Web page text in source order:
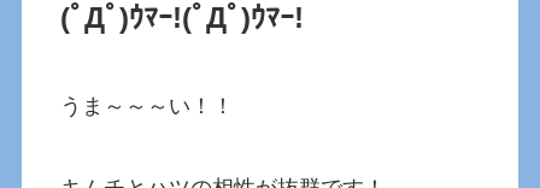
(ﾟДﾟ)ｳﾏｰ!(ﾟДﾟ)ｳﾏｰ!
うま～～～い！！